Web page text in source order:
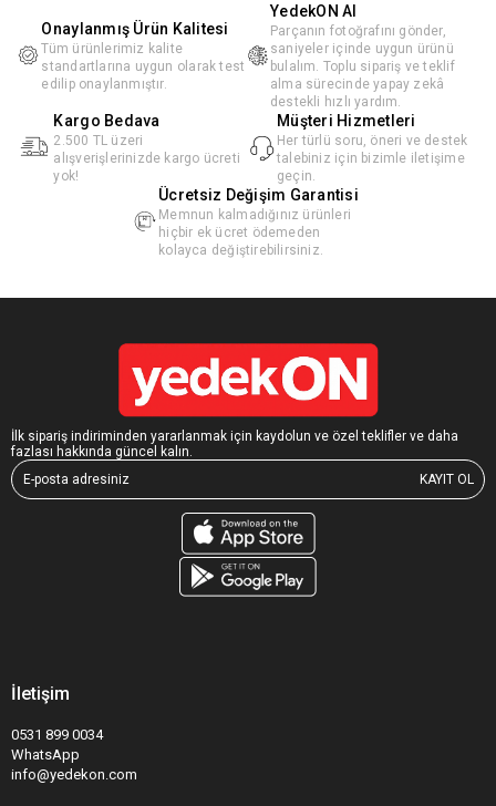
Onaylanmış Ürün Kalitesi
Tüm ürünlerimiz kalite
standartlarına uygun olarak test
edilip onaylanmıştır.
YedekON AI
Parçanın fotoğrafını gönder,
saniyeler içinde uygun ürünü
bulalım. Toplu sipariş ve teklif
alma sürecinde yapay zekâ
destekli hızlı yardım.
Kargo Bedava
2.500 TL üzeri
alışverişlerinizde kargo ücreti
yok!
Müşteri Hizmetleri
Her türlü soru, öneri ve destek
talebiniz için bizimle iletişime
geçin.
Ücretsiz Değişim Garantisi
Memnun kalmadığınız ürünleri
hiçbir ek ücret ödemeden
kolayca değiştirebilirsiniz.
İlk sipariş indiriminden yararlanmak için kaydolun ve özel teklifler ve daha
fazlası hakkında güncel kalın.
KAYIT OL
İletişim
0531 899 0034
WhatsApp
info@yedekon.com